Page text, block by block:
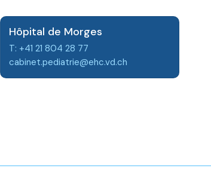
Hôpital de Morges
T: +41 21 804 28 77
cabinet.pediatrie@ehc.vd.ch